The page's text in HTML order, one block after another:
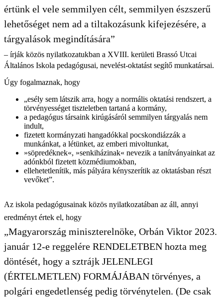
értünk el vele semmilyen célt, semmilyen észszerű
lehetőséget nem ad a tiltakozásunk kifejezésére, a
tárgyalások megindítására”
– írják közös nyilatkozatukban a XVIII. kerületi Brassó Utcai
Általános Iskola pedagógusai, nevelést-oktatást segítő munkatársai.
Úgy fogalmaznak, hogy
„esély sem látszik arra, hogy a normális oktatási rendszert, a
törvényességet tiszteletben tartaná a kormány,
a pedagógus társaink kirúgásáról semmilyen tárgyalás nem
indult,
fizetett kormányzati hangadókkal pocskondiázzák a
munkánkat, a létünket, az emberi mivoltunkat,
»söpredéknek«, »senkiházinak« nevezik a tanítványainkat az
adónkból fizetett közmédiumokban,
ellehetetlenítik, más pályára kényszerítik az oktatásban részt
vevőket”.
Az iskola pedagógusainak közös nyilatkozatában az áll, annyi
eredményt értek el, hogy
„Magyarország miniszterelnöke, Orbán Viktor 2023.
január 12-e reggelére RENDELETBEN hozta meg
döntését, hogy a sztrájk JELENLEGI
(ÉRTELMETLEN) FORMÁJÁBAN törvényes, a
polgári engedetlenség pedig törvénytelen. (De csak